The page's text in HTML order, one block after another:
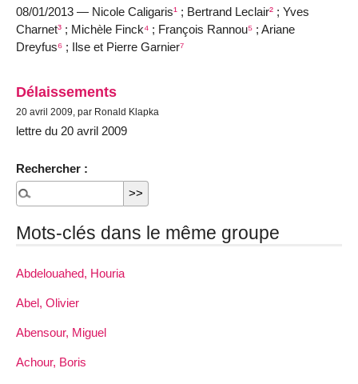
08/01/2013 — Nicole Caligaris¹ ; Bertrand Leclair² ; Yves
Charnet³ ; Michèle Finck⁴ ; François Rannou⁵ ; Ariane
Dreyfus⁶ ; Ilse et Pierre Garnier⁷
Délaissements
20 avril 2009, par Ronald Klapka
lettre du 20 avril 2009
Rechercher :
Mots-clés dans le même groupe
Abdelouahed, Houria
Abel, Olivier
Abensour, Miguel
Achour, Boris